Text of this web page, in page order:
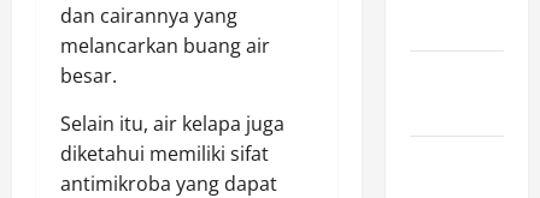
dan cairannya yang
melancarkan buang air
besar.
Selain itu, air kelapa juga
diketahui memiliki sifat
antimikroba yang dapat